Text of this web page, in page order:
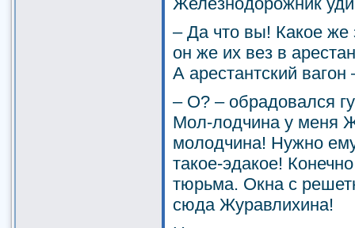
– Да что вы! Какое же
он же их вез в
А арестантский
– О? – обрадовался
Мол-лодчина у меня
молодчина! Нужно
такое-эдакое!
тюрьма. Окна с
сюда Журавлихина!